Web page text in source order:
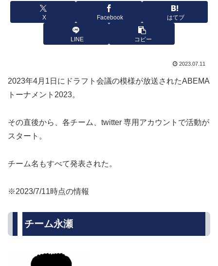
X Facebook はてブ
LINE コピー
2023.07.11
2023年4月1日にドラフト会議の模様が放送されたABEMA
トーナメント2023。
その直後から、各チーム、twitter 専用アカウントで活動が
スタート。
チーム名もすべて発表された。
※2023/7/11時点の情報
チーム永瀬